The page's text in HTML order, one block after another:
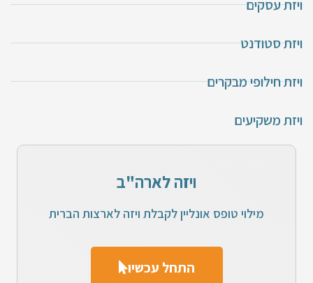
ויזת עסקים
ויזת סטודנט
ויזת חילופי מבקרים
ויזת משקיעים
ויזה לארה"ב
מילוי טופס אונליין לקבלת ויזה לארצות הברית
התחל עכשיו